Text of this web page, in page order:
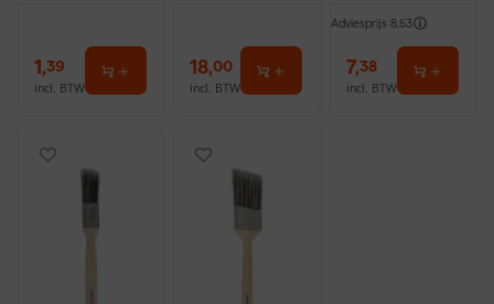
1,39
incl. BTW
18,00
incl. BTW
Adviesprijs 8,53
7,38
incl. BTW